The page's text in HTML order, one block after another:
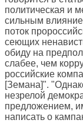
политическая и
сильным
поток
сеющих
обиду на
слабее, чем
российские
[Земана]".
незрелой
предложением,
написать о